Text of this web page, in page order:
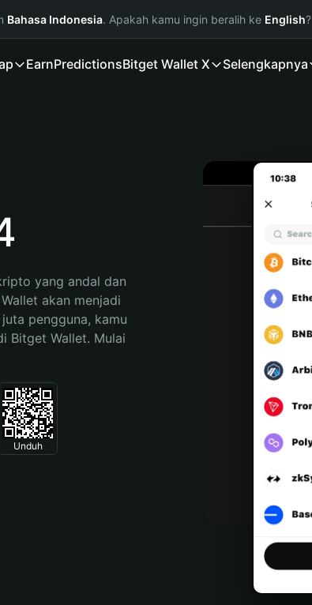
Bahasa Indonesia. Apakah kamu ingin beralih ke English?
EarnPredictionsBitget Wallet X Selengkapnya
yang andal dan
akan menjadi
pengguna, kamu
Bitget Wallet. Mulai
Unduh